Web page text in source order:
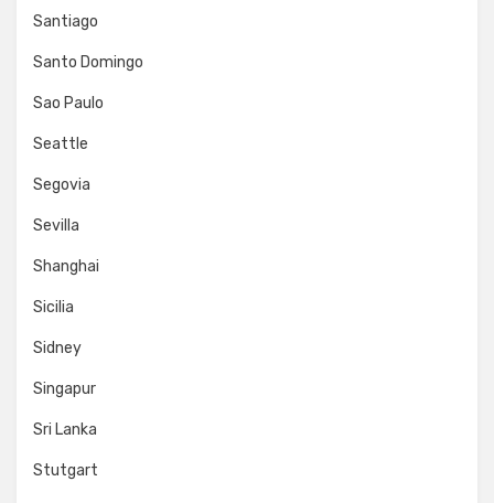
Santiago
Santo Domingo
Sao Paulo
Seattle
Segovia
Sevilla
Shanghai
Sicilia
Sidney
Singapur
Sri Lanka
Stutgart